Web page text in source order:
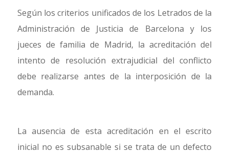
Según los criterios unificados de los Letrados de la
Administración de Justicia de Barcelona y los
jueces de familia de Madrid, la acreditación del
intento de resolución extrajudicial del conflicto
debe realizarse antes de la interposición de la
demanda.
La ausencia de esta acreditación en el escrito
inicial no es subsanable si se trata de un defecto